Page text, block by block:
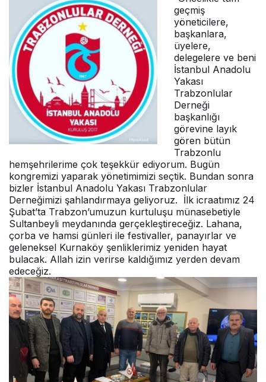
geçmiş
yöneticilere,
başkanlara,
üyelere,
delegelere ve beni
İstanbul Anadolu
Yakası
Trabzonlular
Derneği
başkanlığı
görevine layık
gören bütün
Trabzonlu
hemşehrilerime çok teşekkür ediyorum. Bugün
kongremizi yaparak yönetimimizi seçtik. Bundan sonra
bizler İstanbul Anadolu Yakası Trabzonlular
Derneğimizi şahlandırmaya geliyoruz. İlk icraatımız 24
Şubat’ta Trabzon’umuzun kurtuluşu münasebetiyle
Sultanbeyli meydanında gerçekleştireceğiz. Lahana,
çorba ve hamsi günleri ile festivaller, panayırlar ve
geleneksel Kurnaköy şenliklerimiz yeniden hayat
bulacak. Allah izin verirse kaldığımız yerden devam
edeceğiz.